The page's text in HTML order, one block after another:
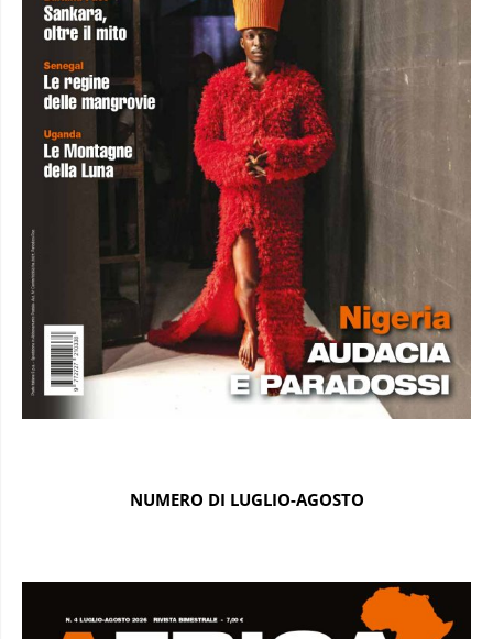
NUMERO DI LUGLIO-AGOSTO